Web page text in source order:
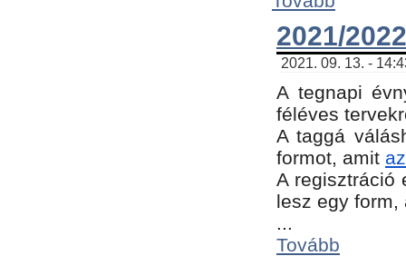
2021/
2021. 09. 13. -
A tegnapi
féléves
A taggá
formot, amit
A regisztráció
lesz egy
...
Tovább